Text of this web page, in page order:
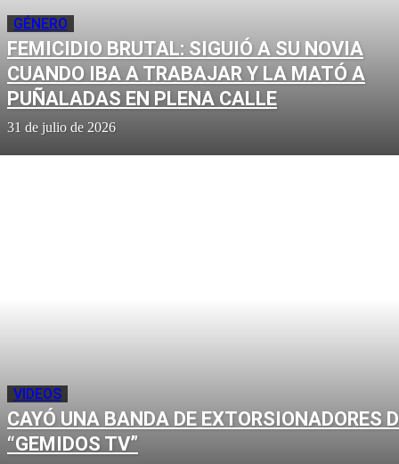
GÉNERO
FEMICIDIO BRUTAL: SIGUIÓ A SU NOVIA
CUANDO IBA A TRABAJAR Y LA MATÓ A
PUÑALADAS EN PLENA CALLE
31 de julio de 2026
VIDEOS
CAYÓ UNA BANDA DE EXTORSIONADORES
“GEMIDOS TV”